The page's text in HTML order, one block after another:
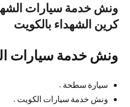
للاعلانات
الخدمية
بالكويت
ونش خدمة سيارات
كرين الشهداء بالكويت
ونش خدمة سيارات
سيارة سطحة .
ونش خدمة سيارات الكويت .